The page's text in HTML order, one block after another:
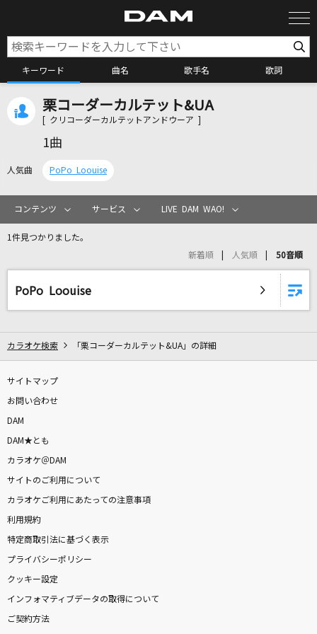
キーワード 曲名 歌手名 歌詞
カラオケ検索
カラオケリクエスト
リアルタイムで歌われている曲の一覧
BEGIN
Infinity karat
ブリキノダンス
Ado
SHAKIN' LOVE '97～LIVE REVOLUTION～
T.M.Revolution
[生音]未来予想図Ⅱ
栗コーダーカルテット&UA
[ クリコーダーカルテットアンドウーア ]
1曲
人気曲 PoPo Loouise
コンテンツ サービス LIVE DAM WAO!
1件見つかりました。
新着順 人気順 50音順
PoPo Loouise
カラオケ検索 「栗コーダーカルテット&UA」の詳細
サイトマップ
お問い合わせ
DAM
DAM★とも
カラオケ＠DAM
サイトのご利用について
カラオケご利用にあたっての注意事項
利用規約
特定商取引法に基づく表示
プライバシーポリシー
クッキー設定
インフォマティブデータの取得について
ご契約方法